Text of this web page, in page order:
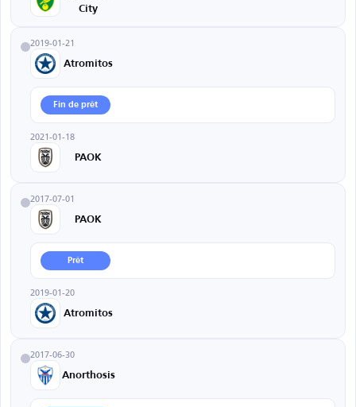
City
2019-01-21
Atromitos
Fin de prêt
2021-01-18
PAOK
2017-07-01
PAOK
Prêt
2019-01-20
Atromitos
2017-06-30
Anorthosis